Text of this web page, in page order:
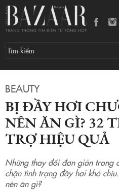
BEAUTY
BỊ ĐẦY HƠI
NÊN ĂN GÌ? 32
TRỢ HIỆU QUẢ
Những thay đổi đơn giản trong
chặn tình trạng đầy hơi khó
nên ăn gì?